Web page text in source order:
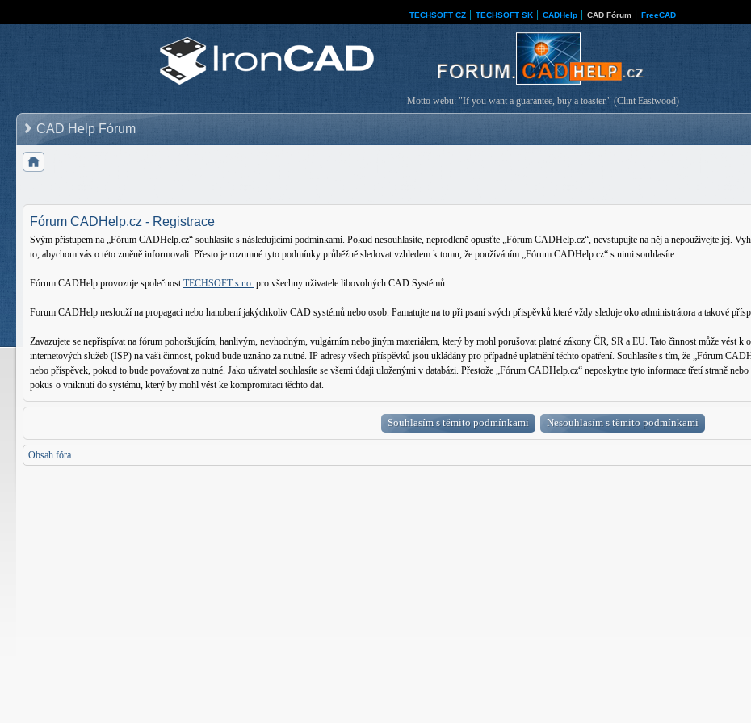
TECHSOFT CZ TECHSOFT SK CADHelp CAD Fórum FreeCAD
Motto webu: "If you want a guarantee, buy a toaster." (Clint Eastwood)
CAD Help Fórum
Fórum CADHelp.cz - Registrace
Svým přístupem na „Fórum CADHelp.cz“ souhlasíte s následujícími podmínkami. Pokud nesouhlasíte, neprodleně opusťte „Fórum CADHelp.cz“, nevstupujte na něj a nepoužívejte jej.
to, abychom vás o této změně informovali. Přesto je rozumné tyto podmínky průběžně sledovat vzhledem k tomu, že používáním „Fórum CADHelp.cz“ s nimi souhlasíte.
Fórum CADHelp provozuje společnostTECHSOFT s.r.o. pro všechny uživatele libovolných CAD Systémů.
Forum CADHelp neslouží na propagaci nebo hanobení jakýchkoliv CAD systémů nebo osob. Pamatujte na to při psaní svých přispěvků které vždy sleduje oko administrátora a takové
Zavazujete se nepřispívat na fórum pohoršujícím, hanlivým, nevhodným, vulgárním nebo jiným materiálem, který by mohl porušovat platné zákony ČR, SR a EU. Tato činnost může vést k
internetových služeb (ISP) na vaši činnost, pokud bude uznáno za nutné. IP adresy všech příspěvků jsou ukládány pro případné uplatnění těchto opatření. Souhlasíte s tím, že „Fórum
nebo příspěvek, pokud to bude považovat za nutné. Jako uživatel souhlasíte se všemi údaji uloženými v databázi. Přestože „Fórum CADHelp.cz“ neposkytne tyto informace třetí straně
pokus o vniknutí do systému, který by mohl vést ke kompromitaci těchto dat.
Obsah fóra